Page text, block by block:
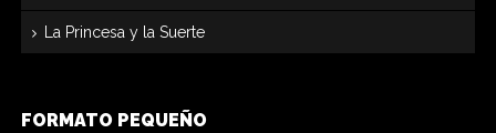
La Princesa y la Suerte
FORMATO PEQUEÑO